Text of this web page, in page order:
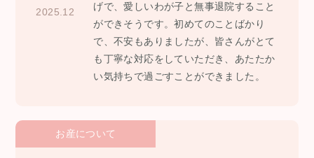
2025.12
げで、愛しいわが子と無事退院すること
ができそうです。初めてのことばかり
で、不安もありましたが、皆さんがとて
も丁寧な対応をしていただき、あたたか
い気持ちで過ごすことができました。
お産について